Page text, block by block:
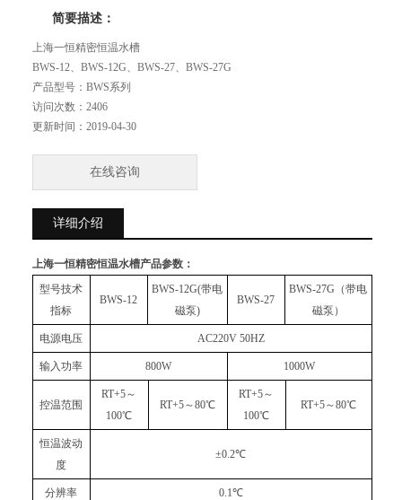
简要描述：
上海一恒精密恒温水槽
BWS-12、BWS-12G、BWS-27、BWS-27G
产品型号： BWS系列
访问次数： 2406
更新时间： 2019-04-30
在线咨询
详细介绍
上海一恒精密恒温水槽产品参数：
型号技术
指标
BWS-12
BWS-12G(带电
磁泵)
BWS-27
BWS-27G （带电
磁泵）
电源电压 AC220V 50HZ
输入功率 800W 1000W
控温范围
RT+5～
100℃
RT+5～80℃
RT+5～
100℃
RT+5～80℃
恒温波动
度
±0.2℃
分辨率 0.1℃